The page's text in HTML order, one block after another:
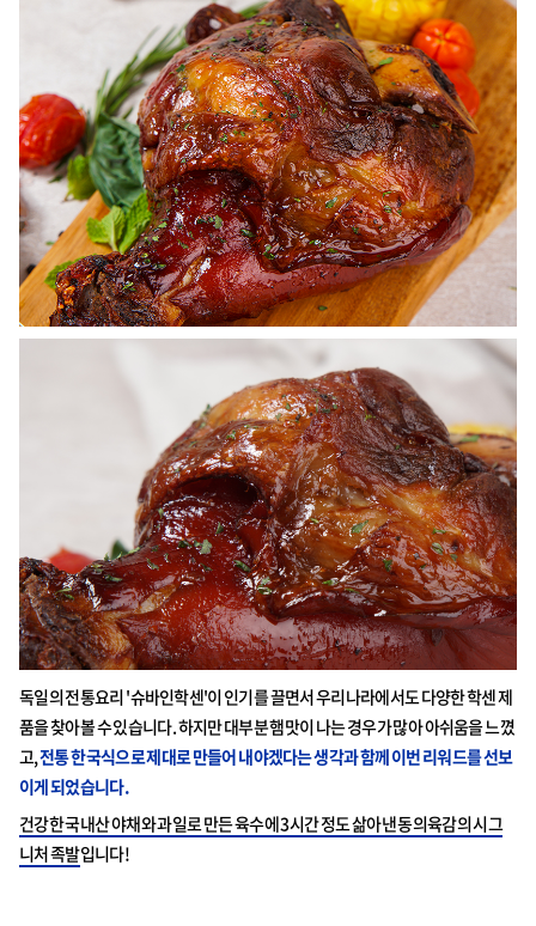
독일의 전통요리 '슈바인학센'이 인기를 끌면서 우리나라에서도 다양한 학센 제
품을 찾아볼 수 있습니다. 하지만 대부분 햄맛이 나는 경우가 많아 아쉬움을 느꼈
고,전통 한국식으로 제대로 만들어 내야겠다는 생각과 함께 이번 리워드를 선보
이게 되었습니다.
건강한 국내산 야채와 과일로 만든 육수에 3시간 정도 삶아낸 동의육감의 시그
니처 족발입니다!